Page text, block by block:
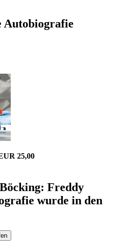
Autobiografie
25,00
Freddy
wurde in den